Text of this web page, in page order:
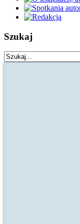
Szukaj